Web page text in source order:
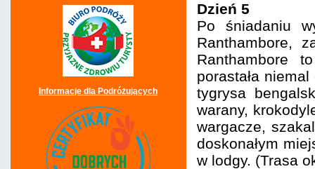
Informacje dla Podróżujących
Dzień 5
Po śniadaniu
Ranthambore,
Ranthambore
porastała
tygrysa
warany,
wargacze,
doskonałym
w lodgy. (Trasa